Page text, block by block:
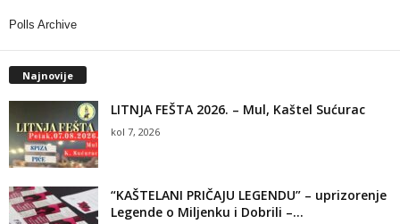
Polls Archive
Najnovije
LITNJA FEŠTA 2026. – Mul, Kaštel Sućurac
kol 7, 2026
“KAŠTELANI PRIČAJU LEGENDU” – uprizorenje
Legende o Miljenku i Dobrili –...